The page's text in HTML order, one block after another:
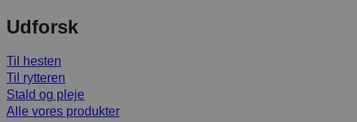
Udforsk
Til hesten
Til rytteren
Stald og pleje
Alle vores produkter